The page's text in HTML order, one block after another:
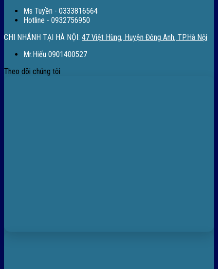
Ms Tuyền - 0333816564
Hotline - 0932756950
CHI NHÁNH TẠI HÀ NỘI: 47 Việt Hùng, Huyện Đông Anh, TP.Hà Nội
Mr.Hiếu 0901400527
Theo dõi chúng tôi